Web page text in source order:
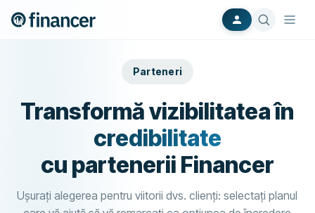
Parteneri
Transformă vizibilitatea în
credibilitate
cu partenerii Financer
Ușurați alegerea pentru viitorii dvs. clienți: selectați planul